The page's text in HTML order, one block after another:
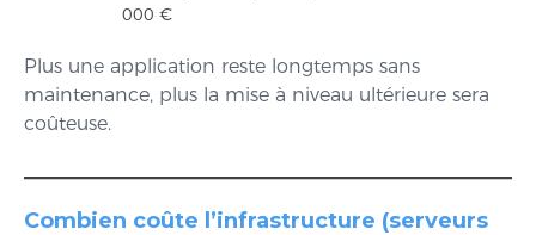
000 €
Plus une application reste longtemps sans
maintenance, plus la mise à niveau ultérieure sera
coûteuse.
Combien coûte l’infrastructure (serveurs